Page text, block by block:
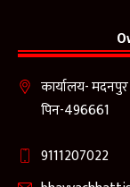
कार्यालय-
पिन-496661
9111207022